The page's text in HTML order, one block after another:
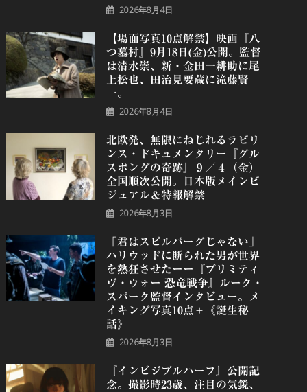
2026年8月4日
【場面写真10点解禁】映画『八
つ墓村』9月18日(金)公開。監督
は清水崇、新・金田一耕助に尾
上松也、田治見要蔵に滝藤賢
一。
2026年8月4日
北欧発、無限にねじれるラビリ
ンス・ドキュメンタリー『グル
スポングの奇跡』９／４（金）
全国順次公開。日本版メインビ
ジュアル＆特報解禁
2026年8月3日
「君はスピルバーグじゃない」
ハリウッドに断られた男が世界
を熱狂させたーー『プリミティ
ヴ・ウォー 恐⻯戦争』ルーク・
スパーク監督インタビュー。メ
イキング写真10点＋《誕⽣秘
話》
2026年8月3日
『インビジブルハーフ』公開記
念。撮影時23歳、注目の気鋭、